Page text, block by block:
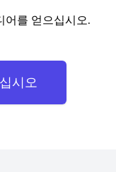
어를 얻으십시오.
시오